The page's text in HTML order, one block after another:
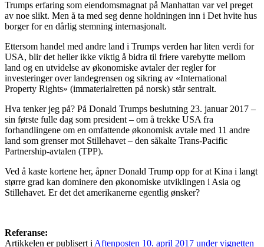
Trumps erfaring som eiendomsmagnat på Manhattan var vel preget
av noe slikt. Men å ta med seg denne holdningen inn i Det hvite hus
borger for en dårlig stemning internasjonalt.
Ettersom handel med andre land i Trumps verden har liten verdi for
USA, blir det heller ikke viktig å bidra til friere varebytte mellom
land og en utvidelse av økonomiske avtaler der regler for
investeringer over landegrensen og sikring av «International
Property Rights» (immaterialretten på norsk) står sentralt.
Hva tenker jeg på? På Donald Trumps beslutning 23. januar 2017 –
sin første fulle dag som president – om å trekke USA fra
forhandlingene om en omfattende økonomisk avtale med 11 andre
land som grenser mot Stillehavet – den såkalte Trans-Pacific
Partnership-avtalen (TPP).
Ved å kaste kortene her, åpner Donald Trump opp for at Kina i langt
større grad kan dominere den økonomiske utviklingen i Asia og
Stillehavet. Er det det amerikanerne egentlig ønsker?
Referanse:
Artikkelen er publisert i Aftenposten 10. april 2017 under vignetten